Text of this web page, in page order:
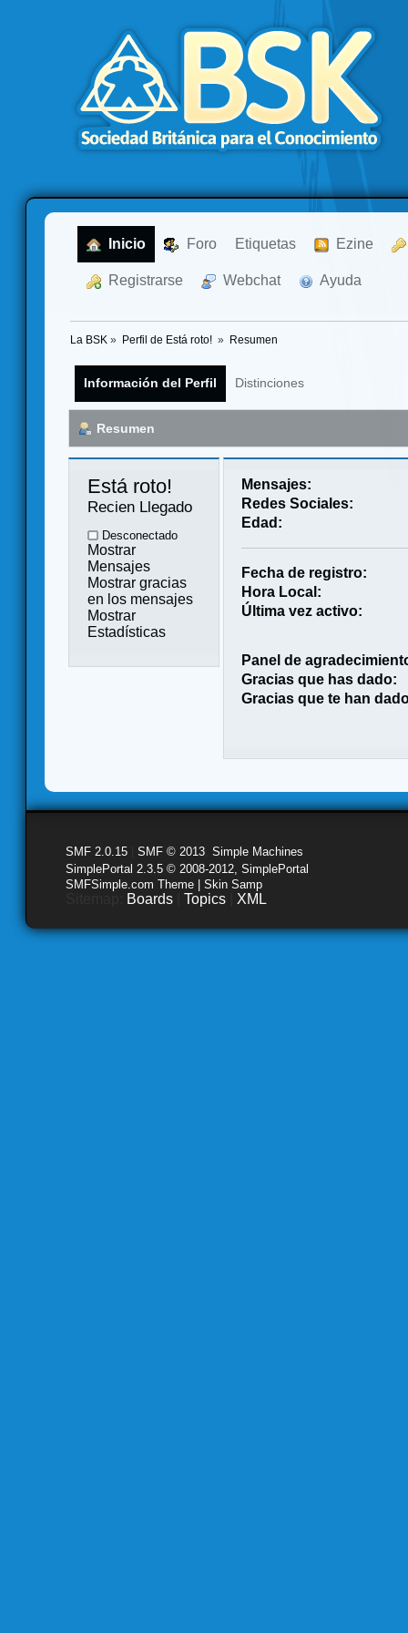
Inicio Foro Etiquetas Ezine
Registrarse Webchat Ayuda
La BSK » Perfil de Está roto! » Resumen
Información del Perfil Distinciones
Resumen
Está roto!
Recien Llegado
Desconectado
Mostrar
Mensajes
Mostrar gracias
en los mensajes
Mostrar
Estadísticas
Mensajes:
Redes Sociales:
Edad:
Fecha de registro:
Hora Local:
Última vez activo:
Panel de
Gracias que has dado:
Gracias que te han
SMF 2.0.15 SMF © 2013 Simple Machines
SimplePortal 2.3.5 © 2008-2012, SimplePortal
SMFSimple.com Theme | Skin Samp
Boards Topics XML